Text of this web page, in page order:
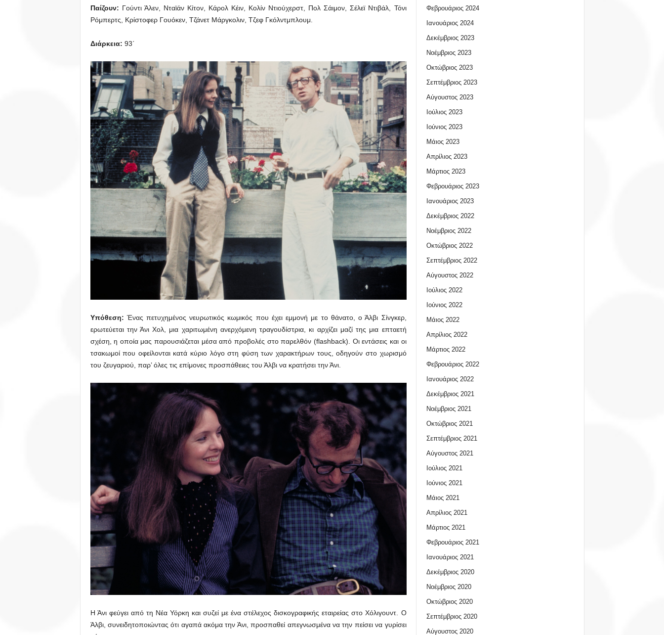
Παίζουν: Γούντι Άλεν, Νταϊάν Κίτον, Κάρολ Κέιν, Κολίν Ντιούχερστ, Πολ Σάιμον, Σέλεϊ Ντιβάλ, Τόνι
Ρόμπερτς, Κρίστοφερ Γουόκεν, Τζάνετ Μάργκολιν, Τζεφ Γκόλντμπλουμ.
Διάρκεια: 93΄
Υπόθεση: Ένας πετυχημένος νευρωτικός κωμικός που έχει εμμονή με το θάνατο, ο Άλβι Σίνγκερ,
ερωτεύεται την Άνι Χολ, μια χαριτωμένη ανερχόμενη τραγουδίστρια, κι αρχίζει μαζί της μια επταετή
σχέση, η οποία μας παρουσιάζεται μέσα από προβολές στο παρελθόν (flashback). Οι εντάσεις και οι
τσακωμοί που οφείλονται κατά κύριο λόγο στη φύση των χαρακτήρων τους, οδηγούν στο χωρισμό
του ζευγαριού, παρ’ όλες τις επίμονες προσπάθειες του Άλβι να κρατήσει την Άνι.
Η Άνι φεύγει από τη Νέα Υόρκη και συζεί με ένα στέλεχος δισκογραφικής εταιρείας στο Χόλιγουντ. Ο
Άλβι, συνειδητοποιώντας ότι αγαπά ακόμα την Άνι, προσπαθεί απεγνωσμένα να την πείσει να γυρίσει
Φεβρουάριος 2024
Ιανουάριος 2024
Δεκέμβριος 2023
Νοέμβριος 2023
Οκτώβριος 2023
Σεπτέμβριος 2023
Αύγουστος 2023
Ιούλιος 2023
Ιούνιος 2023
Μάιος 2023
Απρίλιος 2023
Μάρτιος 2023
Φεβρουάριος 2023
Ιανουάριος 2023
Δεκέμβριος 2022
Νοέμβριος 2022
Οκτώβριος 2022
Σεπτέμβριος 2022
Αύγουστος 2022
Ιούλιος 2022
Ιούνιος 2022
Μάιος 2022
Απρίλιος 2022
Μάρτιος 2022
Φεβρουάριος 2022
Ιανουάριος 2022
Δεκέμβριος 2021
Νοέμβριος 2021
Οκτώβριος 2021
Σεπτέμβριος 2021
Αύγουστος 2021
Ιούλιος 2021
Ιούνιος 2021
Μάιος 2021
Απρίλιος 2021
Μάρτιος 2021
Φεβρουάριος 2021
Ιανουάριος 2021
Δεκέμβριος 2020
Νοέμβριος 2020
Οκτώβριος 2020
Σεπτέμβριος 2020
Αύγουστος 2020